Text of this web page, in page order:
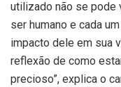
utilizado não se pode
ser humano e cada
impacto dele em sua
reflexão de como
precioso”, explica o